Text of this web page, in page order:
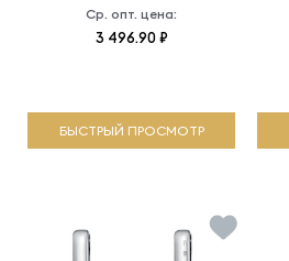
Ср. опт. цена:
3 496.90 ₽
БЫСТРЫЙ ПРОСМОТР